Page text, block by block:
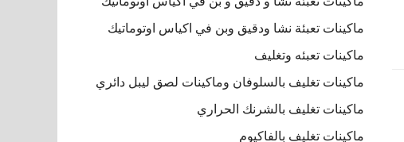
ماكينات تعبئة نشا ودقيق وبن في اكياس اوتوماتيك
ماكينات تعبئه وتغليف
ماكينات تغليف بالسلوفان وماكينات لصق ليبل دائري
ماكينات تغليف بالشرنك الحراري
ماكينات تغليف بالفاكيوم